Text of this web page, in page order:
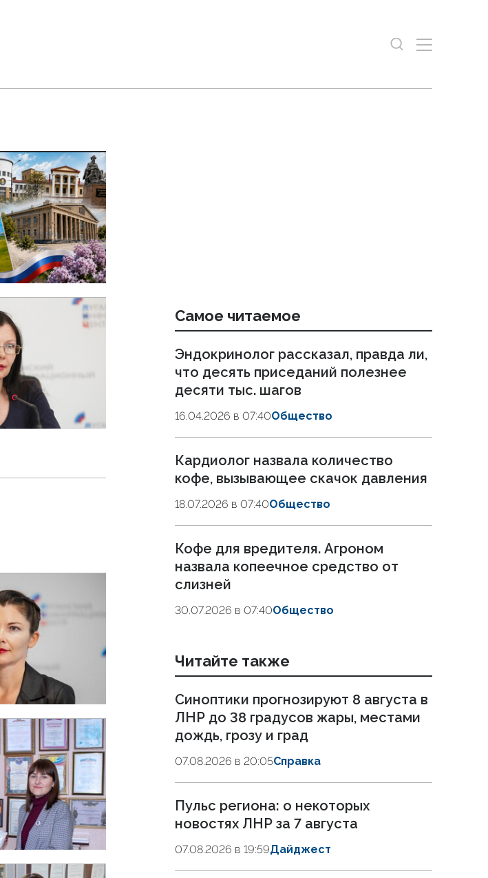
Самое читаемое
Эндокринолог рассказал, правда ли,
что десять приседаний полезнее
десяти тыс. шагов
16.04.2026 в 07:40Общество
Кардиолог назвала количество
кофе, вызывающее скачок давления
18.07.2026 в 07:40Общество
Кофе для вредителя. Агроном
назвала копеечное средство от
слизней
30.07.2026 в 07:40Общество
Читайте также
Синоптики прогнозируют 8 августа в
ЛНР до 38 градусов жары, местами
дождь, грозу и град
07.08.2026 в 20:05Справка
Пульс региона: о некоторых
новостях ЛНР за 7 августа
07.08.2026 в 19:59Дайджест